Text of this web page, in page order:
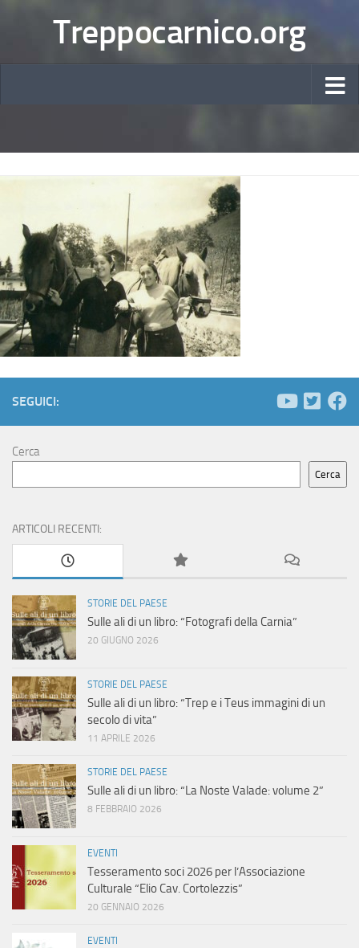
Treppocarnico.org
SEGUICI:
Cerca
Cerca
ARTICOLI RECENTI:
STORIE DEL PAESE
Sulle ali di un libro: “Fotografi della Carnia”
20 GIUGNO 2026
STORIE DEL PAESE
Sulle ali di un libro: “Trep e i Teus immagini di un
secolo di vita”
11 APRILE 2026
STORIE DEL PAESE
Sulle ali di un libro: “La Noste Valade: volume 2”
8 FEBBRAIO 2026
EVENTI
Tesseramento soci 2026 per l’Associazione
Culturale “Elio Cav. Cortolezzis”
20 GENNAIO 2026
EVENTI